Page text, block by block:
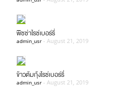
พิซซ่าไรซ์เบอร์รี่
admin_usr - August 21, 2019
ข้าวต้มกุ้งไรซ์เบอร์รี่
admin_usr - August 21, 2019